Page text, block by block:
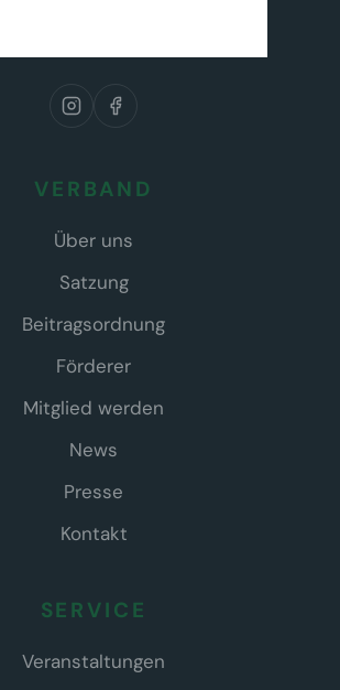
VERBAND
Über uns
Satzung
Beitragsordnung
Förderer
Mitglied werden
News
Presse
Kontakt
SERVICE
Veranstaltungen